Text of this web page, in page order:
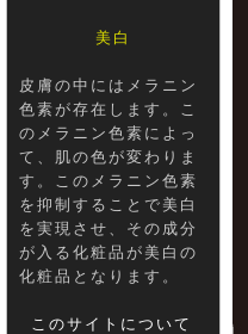
美白
皮膚の中にはメラニン
色素が存在します。こ
のメラニン色素によっ
て、肌の色が変わりま
す。このメラニン色素
を抑制することで美白
を実現させ、その成分
が入る化粧品が美白の
化粧品となります。
このサイトについて